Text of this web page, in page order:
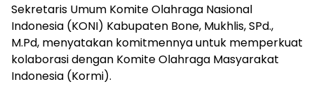
Sekretaris Umum Komite Olahraga Nasional
Indonesia (KONI) Kabupaten Bone, Mukhlis, SPd.,
M.Pd, menyatakan komitmennya untuk memperkuat
kolaborasi dengan Komite Olahraga Masyarakat
Indonesia (Kormi).